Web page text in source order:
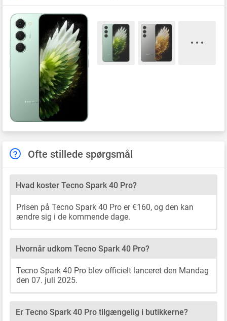
Ofte stillede spørgsmål
Hvad koster Tecno Spark 40 Pro?
Prisen på Tecno Spark 40 Pro er €160, og den kan
ændre sig i de kommende dage.
Hvornår udkom Tecno Spark 40 Pro?
Tecno Spark 40 Pro blev officielt lanceret den Mandag
den 07. juli 2025.
Er Tecno Spark 40 Pro tilgængelig i butikkerne?